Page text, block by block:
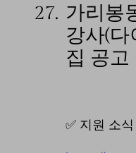
27. 가리봉
강사(
집 공고
✅ 지원 소